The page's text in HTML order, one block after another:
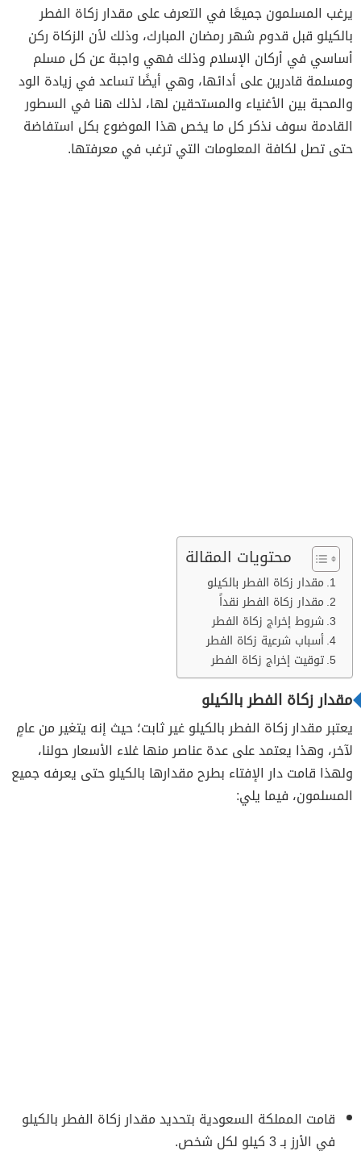
يرغب المسلمون جميعًا في التعرف على مقدار زكاة الفطر
بالكيلو قبل قدوم شهر رمضان المبارك، وذلك لأن الزكاة ركن
أساسي في أركان الإسلام وذلك فهي واجبة عن كل مسلم
ومسلمة قادرين على أدائها، وهي أيضًا تساعد في زيادة الود
والمحبة بين الأغنياء والمستحقين لها، لذلك هنا في السطور
القادمة سوف نذكر كل ما يخص هذا الموضوع بكل استفاضة
حتى تصل لكافة المعلومات التي ترغب في معرفتها.
محتويات المقالة
مقدار زكاة الفطر بالكيلو
مقدار زكاة الفطر نقداً
شروط إخراج زكاة الفطر
أسباب شرعية زكاة الفطر
توقيت إخراج زكاة الفطر
مقدار زكاة الفطر بالكيلو
يعتبر مقدار زكاة الفطر بالكيلو غير ثابت؛ حيث إنه يتغير من عامٍ
لآخر، وهذا يعتمد على عدة عناصر منها غلاء الأسعار حولنا،
ولهذا قامت دار الإفتاء بطرح مقدارها بالكيلو حتى يعرفه جميع
المسلمون، فيما يلي:
قامت المملكة السعودية بتحديد مقدار زكاة الفطر بالكيلو
في الأرز بـ 3 كيلو لكل شخص.